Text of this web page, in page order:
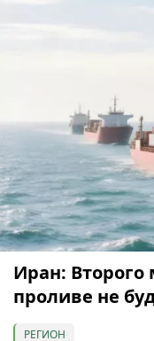
Иран:
проливе не
РЕГИОН